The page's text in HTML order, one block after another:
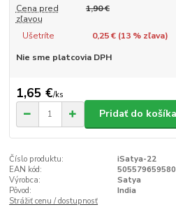
Cena pred
zľavou
1,90 €
Ušetríte 0,25 € (13% zľava)
Nie sme platcovia DPH
1,65 €/ks
Pridať do košíka
Číslo produktu:
iSatya-22
EAN kód:
Výrobca:
Satya
Pôvod:
India
Strážiť cenu / dostupnosť